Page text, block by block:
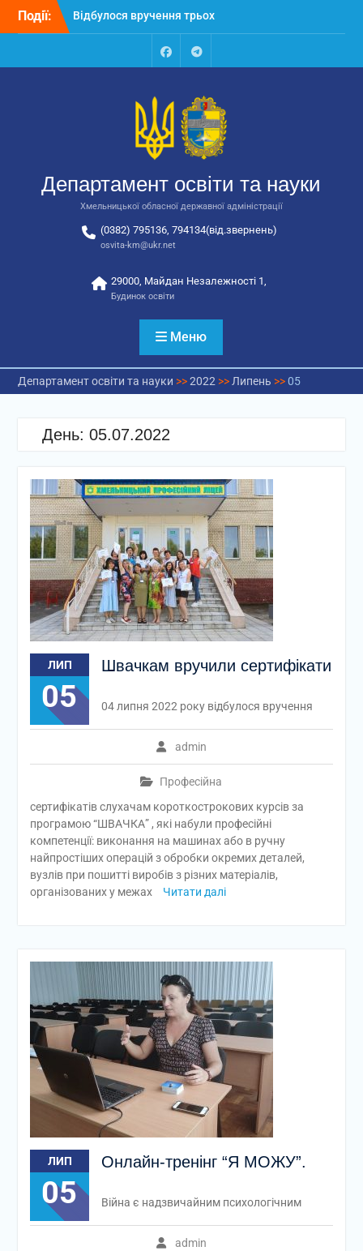
Перейти
Події:
Відбулося вручення трьох
автобусів для потреб
Відбулося засідання
освіти та науки обласної
державної адміністрації
Відбулась обласна
національно-патріотичне
виховання
FacebookTalegram
Департамент освіти та науки
Хмельницької обласної державної адміністрації
(0382) 795136, 794134(від.звернень)
osvita-km@ukr.net
29000, Майдан Незалежності 1,
Будинок освіти
Меню
Департамент освіти та науки >>2022 >> Липень >>05
День: 05.07.2022
ЛИП
05
Швачкам вручили сертифікати
admin
Професійна
04 липня 2022 року відбулося вручення
сертифікатів слухачам короткострокових курсів за
програмою “ШВАЧКА” , які набули професійні
компетенції: виконання на машинах або в ручну
найпростіших операцій з обробки окремих деталей,
вузлів при пошитті виробів з різних матеріалів,
організованих у межах
Читати далі
ЛИП
05
Онлайн-тренінг “Я МОЖУ”.
admin
Війна є надзвичайним психологічним